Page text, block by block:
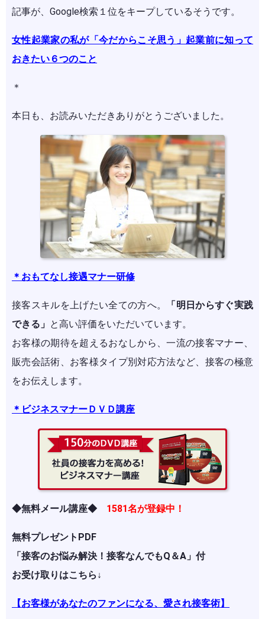
記事が、Google検索１位をキープしているそうです。
女性起業家の私が「今だからこそ思う」起業前に知って
おきたい６つのこと
＊
本日も、お読みいただきありがとうございました。
＊おもてなし接遇マナー研修
接客スキルを上げたい全ての方へ。
「明日からすぐ実践
できる」 と高い評価をいただいています。
お客様の期待を超えるおなしから、一流の接客マナー、
販売会話術、お客様タイプ別対応方法など、接客の極意
をお伝えします。
＊ビジネスマナーＤＶＤ講座
◆無料メール講座◆ 1581名が登録中！
無料プレゼントPDF
「接客のお悩み解決！接客なんでもQ＆A」付
お受け取りはこちら↓
【お客様があなたのファンになる、愛され接客術】